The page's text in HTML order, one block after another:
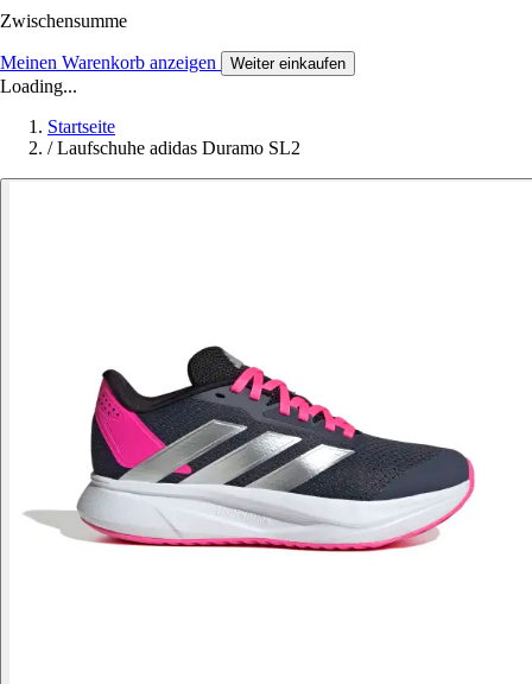
Zwischensumme
Meinen Warenkorb anzeigen Weiter einkaufen
Loading...
Startseite
/ Laufschuhe adidas Duramo SL2